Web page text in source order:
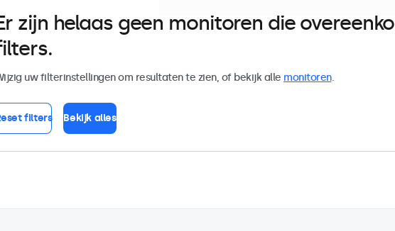
zijn helaas geen monitoren die
uw filterinstellingen om resultaten te zien, of bekijk alle monitoren.
filters Bekijk alles